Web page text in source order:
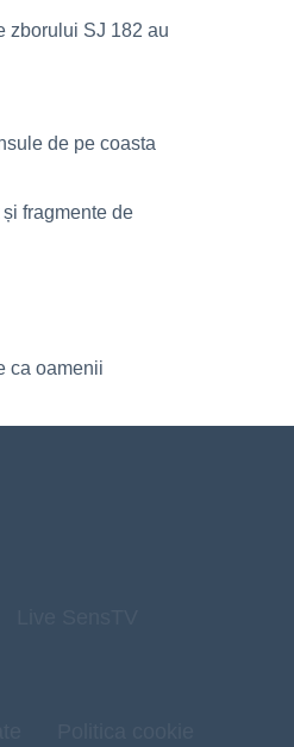
zborului SJ 182 au
de pe coasta
fragmente de
ca oamenii